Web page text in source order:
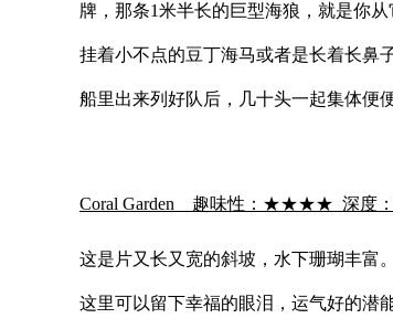
牌，那条1米半长的巨型海狼，就是你
挂着小不点的豆丁海马或者是长着长鼻
船里出来列好队后，几十头一起集体便
Coral Garden 趣味性：★★★★ 深度：
这是片又长又宽的斜坡，水下珊瑚丰富
这里可以留下幸福的眼泪，运气好的潜